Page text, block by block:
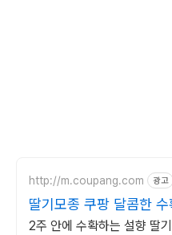
http://m.coupang.com 광고
딸기모종 쿠팡 달콤한
2주 안에 수확하는 설향 딸